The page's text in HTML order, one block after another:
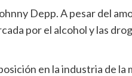
Depp. A pesar del
por el alcohol y las
en la industria de la